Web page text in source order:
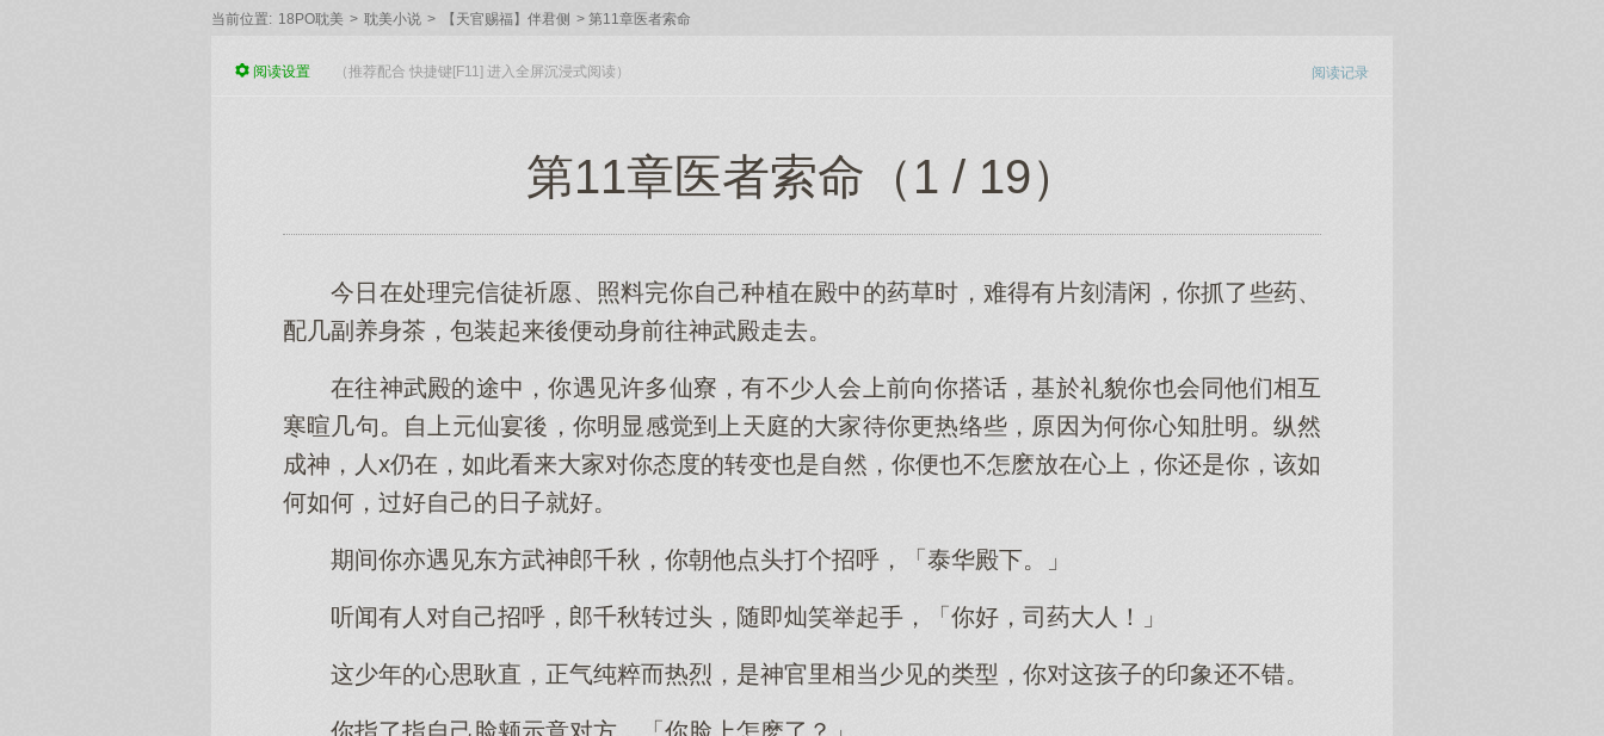
当前位置: 18PO耽美 > 耽美小说 > 【天官赐福】伴君侧 > 第11章医者索命
阅读记录
阅读设置 （推荐配合 快捷键[F11] 进入全屏沉浸式阅读）
第11章医者索命（1 / 19）
今日在处理完信徒祈愿、照料完你自己种植在殿中的药草时，难得有片刻清闲，你抓了些药、
配几副养身茶，包装起来後便动身前往神武殿走去。
在往神武殿的途中，你遇见许多仙寮，有不少人会上前向你搭话，基於礼貌你也会同他们相互
寒暄几句。自上元仙宴後，你明显感觉到上天庭的大家待你更热络些，原因为何你心知肚明。纵然
成神，人x仍在，如此看来大家对你态度的转变也是自然，你便也不怎麽放在心上，你还是你，该如
何如何，过好自己的日子就好。
期间你亦遇见东方武神郎千秋，你朝他点头打个招呼，「泰华殿下。」
听闻有人对自己招呼，郎千秋转过头，随即灿笑举起手，「你好，司药大人！」
这少年的心思耿直，正气纯粹而热烈，是神官里相当少见的类型，你对这孩子的印象还不错。